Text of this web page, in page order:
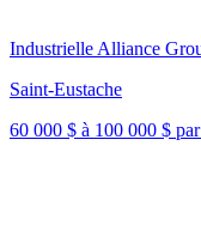
Industrielle Alliance
Saint-Eustache
60 000 $ à 100 000 $